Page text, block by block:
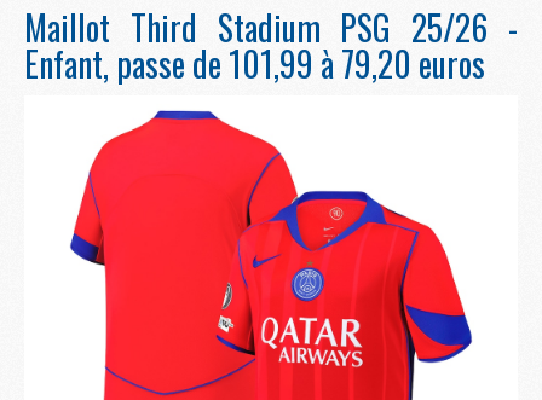
Maillot Third Stadium PSG 25/26 -
Enfant, passe de 101,99 à 79,20 euros